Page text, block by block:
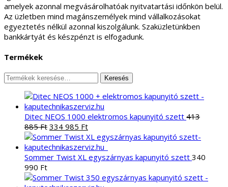
amelyek azonnal megvásárolhatóak nyitvatartási időnkön belül.
Az üzletben mind magánszemélyek mind vállalkozásokat
egyeztetés nélkül azonnal kiszolgálunk. Szaküzletünkben
bankkártyát és készpénzt is elfogadunk.
Termékek
Keresés
következőre:
Keresés
Ditec NEOS 1000 elektromos kapunyitó szett 413
885Ft Original
price
was:
413
334 985 FtCurrent
price
is:
334
Sommer Twist XL egyszárnyas kapunyitó szett 340
990 Ft